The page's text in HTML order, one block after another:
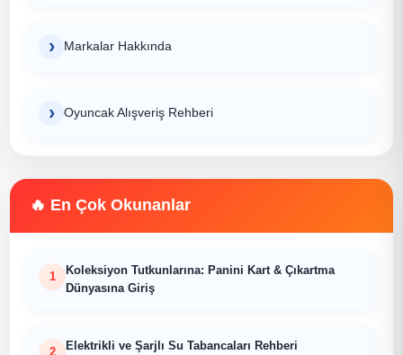
Markalar Hakkında
Oyuncak Alışveriş Rehberi
En Çok Okunanlar
Koleksiyon Tutkunlarına: Panini Kart & Çıkartma
Dünyasına Giriş
Elektrikli ve Şarjlı Su Tabancaları Rehberi